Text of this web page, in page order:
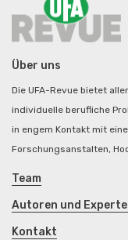
Über uns
Die UFA-Revue bietet
individuelle berufliche
in engem Kontakt mit
Forschungsanstalten,
Team
Autoren und
Kontakt